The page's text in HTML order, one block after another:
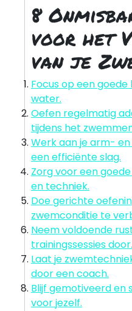
8
voor het
van je
Focus op een
water.
Oefen regelmatig
tijdens het
Werk aan je arm-
een efficiënte slag.
Zorg voor een
en techniek.
Doe gerichte
zwemconditie te
Neem voldoende
trainingssessies door.
Laat je
door een coach.
Blijf gemotiveerd en
voor jezelf.